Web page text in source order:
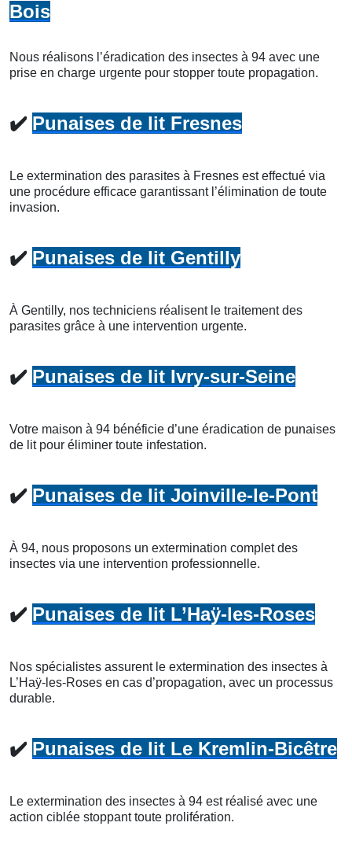
Bois
Nous réalisons l’éradication des insectes à 94 avec une
prise en charge urgente pour stopper toute propagation.
✔️ Punaises de lit Fresnes
Le extermination des parasites à Fresnes est effectué via
une procédure efficace garantissant l’élimination de toute
invasion.
✔️ Punaises de lit Gentilly
À Gentilly, nos techniciens réalisent le traitement des
parasites grâce à une intervention urgente.
✔️ Punaises de lit Ivry-sur-Seine
Votre maison à 94 bénéficie d’une éradication de punaises
de lit pour éliminer toute infestation.
✔️ Punaises de lit Joinville-le-Pont
À 94, nous proposons un extermination complet des
insectes via une intervention professionnelle.
✔️ Punaises de lit L’Haÿ-les-Roses
Nos spécialistes assurent le extermination des insectes à
L’Haÿ-les-Roses en cas d’propagation, avec un processus
durable.
✔️ Punaises de lit Le Kremlin-Bicêtre
Le extermination des insectes à 94 est réalisé avec une
action ciblée stoppant toute prolifération.